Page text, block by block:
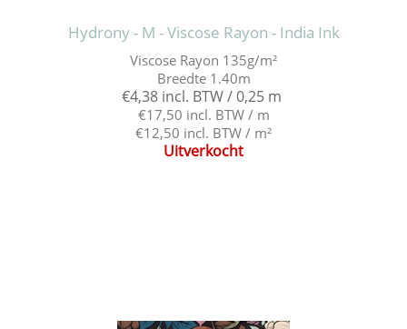
Hydrony - M - Viscose Rayon - India Ink
Viscose Rayon 135g/m²
Breedte 1.40m
€4,38 incl. BTW / 0,25 m
€17,50 incl. BTW / m
€12,50 incl. BTW / m²
Uitverkocht